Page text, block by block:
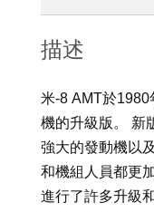
描述
米-8 AMT於
機的升級版。 新
強大的發動機以
和機組人員都更
進行了許多升級